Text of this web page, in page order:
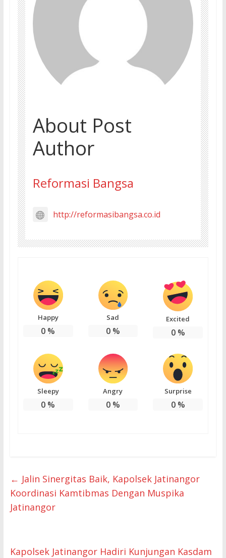
About Post
Author
Reformasi Bangsa
http://reformasibangsa.co.id
Happy
0 %
Sad
0%
Excited
0%
Sleepy
0 %
Angry
0%
Surprise
0%
← Jalin Sinergitas Baik, Kapolsek Jatinangor
Koordinasi Kamtibmas Dengan Muspika
Jatinangor
Kapolsek Jatinangor Hadiri Kunjungan Kasdam